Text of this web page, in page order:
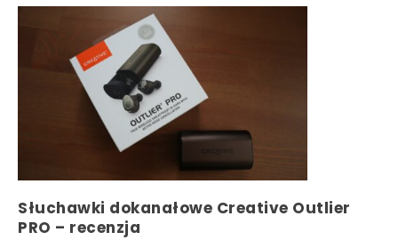
Słuchawki dokanałowe Creative Outlier
PRO – recenzja